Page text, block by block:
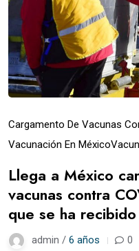
Cargamento De Vacunas
Vacunación En México
Llega a México
vacunas contra
que se ha recibido
admin / 6 años 0